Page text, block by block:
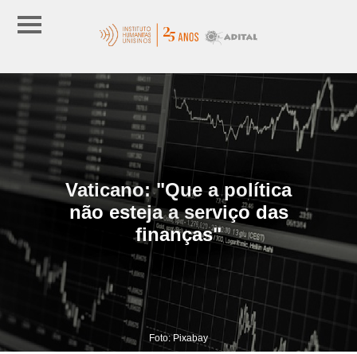
Vaticano: "Que a política
não esteja a serviço das
finanças"
Foto: Pixabay